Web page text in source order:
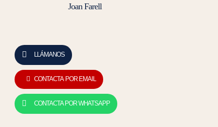
Joan Farell
LLÁMANOS
CONTACTA POR EMAIL
CONTACTA POR WHATSAPP